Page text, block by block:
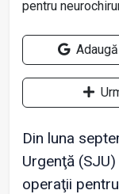
Din luna
Urgenţă
operaţii